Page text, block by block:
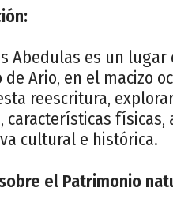
Abedulas es un
de Ario, en el macizo
reescritura,
características
cultural e histórica.
el Patrimonio